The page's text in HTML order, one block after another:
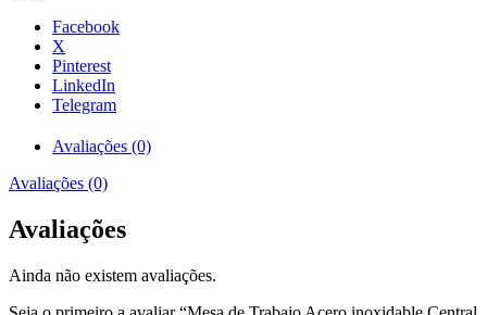
Facebook
X
Pinterest
LinkedIn
Telegram
Avaliações (0)
Avaliações (0)
Avaliações
Ainda não existem avaliações.